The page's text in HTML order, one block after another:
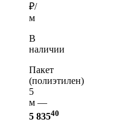
₽/
м
В
наличии
Пакет
(полиэтилен)
5
м —
5 83540